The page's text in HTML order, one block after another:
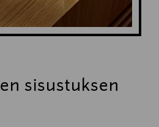
sisustuksen